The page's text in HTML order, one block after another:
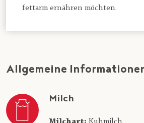
fettarm ernähren möchten.
Allgemeine
Milch
Milchart: Kuhmilch